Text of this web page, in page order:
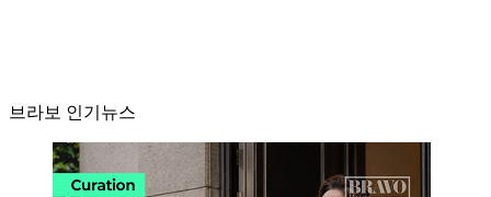
브라보 인기뉴스